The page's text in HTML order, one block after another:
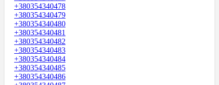
+380354340478
+380354340479
+380354340480
+380354340481
+380354340482
+380354340483
+380354340484
+380354340485
+380354340486